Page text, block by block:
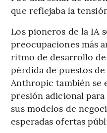
que reflejaba la
Los pioneros de la IA
preocupaciones más
ritmo de desarrollo
pérdida de puestos
Anthropic también se
presión adicional
sus modelos de
esperadas ofertas